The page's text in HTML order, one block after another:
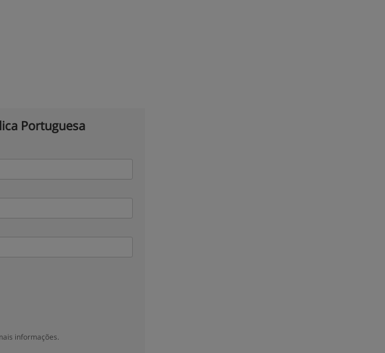
Portuguesa
informações.